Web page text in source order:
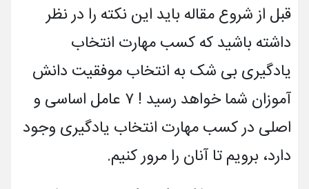
قبل از شروع مقاله باید این نکته را در نظر
داشته باشید که کسب مهارت انتخاب
یادگیری بی شک به انتخاب موفقیت دانش
آموزان شما خواهد رسید ! ۷ عامل اساسی و
اصلی در کسب مهارت انتخاب یادگیری وجود
دارد، برویم تا آنان را مرور کنیم.